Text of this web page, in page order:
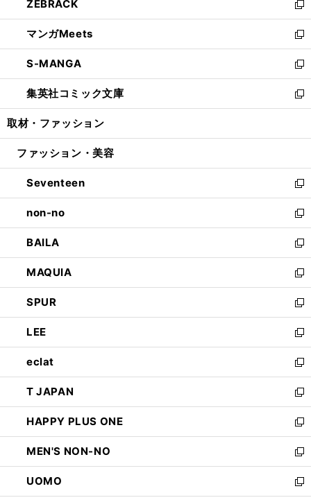
く
で
開
く
ド
ウ
で
開
く
ィ
ン
ド
ウ
で
開
く
い
ウ
ィ
ン
ド
ウ
で
開
ZEBRACK
新
し
い
ウ
ィ
ン
ド
ウ
開
マンガMeets
新
し
い
ウ
ィ
ン
ウ
開
く
S-MANGA
新
し
い
ウ
ン
ウ
で
開
く
集英社コミック文庫
新
し
ウ
ン
ド
ウ
で
開
く
取材・ファッション
ファッション・美容
Seventeen
新
し
い
ウ
ィ
ン
ド
ウ
で
開
く
non-no
新
し
い
ウ
ィ
ン
ド
ウ
で
開
く
BAILA
新
し
い
ウ
ィ
ン
ド
ウ
で
開
く
MAQUIA
新
し
い
ウ
ィ
ン
ド
ウ
で
開
く
SPUR
新
し
い
ウ
ィ
ン
ド
ウ
で
開
く
LEE
新
し
い
ウ
ィ
ン
ド
ウ
で
開
く
eclat
新
し
い
ウ
ィ
ン
ド
ウ
で
開
T JAPAN
新
し
い
ウ
ィ
ン
ド
ウ
HAPPY PLUS ONE
新
し
い
ウ
ィ
ン
MEN'S NON-NO
新
し
い
UOMO
新